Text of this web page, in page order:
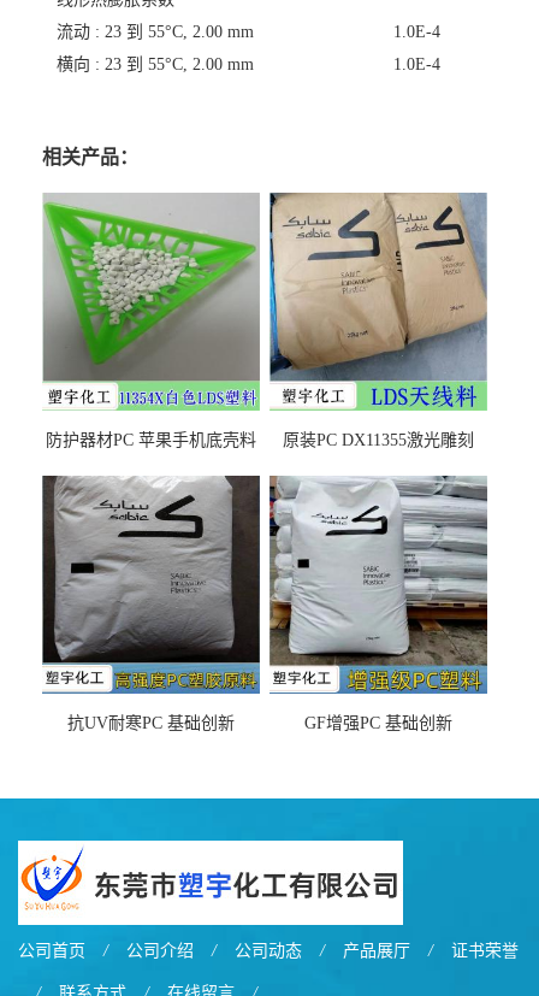
流动 : 23 到 55°C, 2.00 mm
1.0E-4
横向 : 23 到 55°C, 2.00 mm
1.0E-4
相关产品：
防护器材PC 苹果手机底壳料
之忧
原装PC DX11355激光雕刻
抗UV耐寒PC 基础创新
GF增强PC 基础创新
公司首页 / 公司介绍 / 公司动态 / 产品展厅 / 证书荣誉